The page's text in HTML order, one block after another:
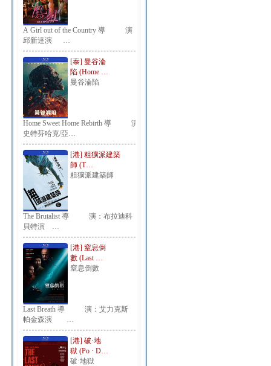
A Girl out of the Country 導 演：
邱新達演 …
[泰] 曼谷淪
陷 (Home …
曼谷淪陷
Home Sweet Home Rebirth 導 演：
史特芬哈克/亞…
[港] 粗獷派建築
師 (T…
粗獷派建築師
The Brutalist 導 演：布拉迪科
貝特演 …
[港] 窒息倒
數 (Last …
窒息倒數
Last Breath 導 演：艾力克斯
帕金森演 …
[港] 破·地
獄 (Po · D…
破·地獄